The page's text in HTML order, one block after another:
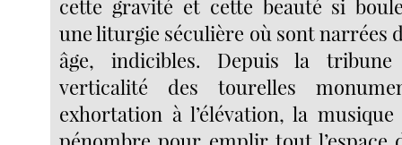
cette gravité et cette beauté si
une liturgie séculière où sont narrées
âge, indicibles. Depuis la
verticalité des tourelles
exhortation à l’élévation, la musique